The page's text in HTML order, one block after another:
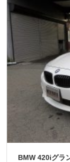
BMW 420iグラ